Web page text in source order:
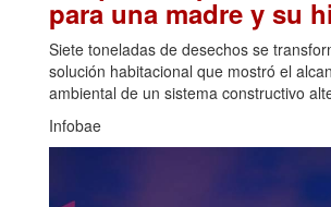
para una madre y su
Siete toneladas de desechos se
solución habitacional que mostró el
ambiental de un sistema constructivo
Infobae